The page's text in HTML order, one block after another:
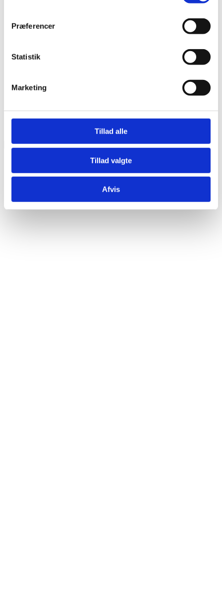
Præferencer
Statistik
Marketing
Tillad alle
Tillad valgte
Afvis
Havemøbler